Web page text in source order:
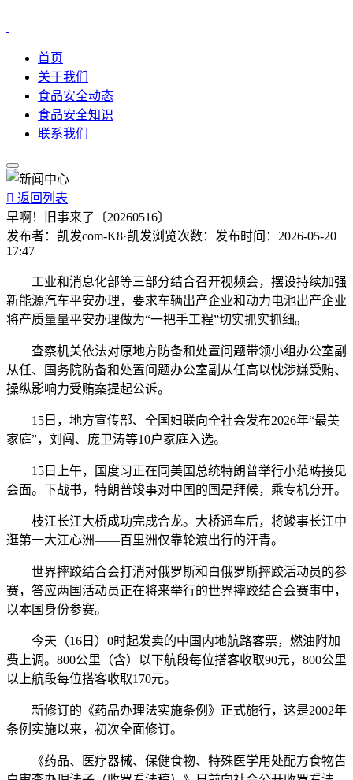
首页
关于我们
食品安全动态
食品安全知识
联系我们
 返回列表
早啊！旧事来了〔20260516〕
发布者： 凯发com-K8·凯发浏览次数： 发布时间： 2026-05-20
17:47
工业和消息化部等三部分结合召开视频会，摆设持续加强
新能源汽车平安办理，要求车辆出产企业和动力电池出产企业
将产质量量平安办理做为“一把手工程”切实抓实抓细。
查察机关依法对原地方防备和处置问题带领小组办公室副
从任、国务院防备和处置问题办公室副从任高以忱涉嫌受贿、
操纵影响力受贿案提起公诉。
15日，地方宣传部、全国妇联向全社会发布2026年“最美
家庭”，刘闯、庞卫涛等10户家庭入选。
15日上午，国度习正在同美国总统特朗普举行小范畴接见
会面。下战书，特朗普竣事对中国的国是拜候，乘专机分开。
枝江长江大桥成功完成合龙。大桥通车后，将竣事长江中
逛第一大江心洲——百里洲仅靠轮渡出行的汗青。
世界摔跤结合会打消对俄罗斯和白俄罗斯摔跤活动员的参
赛，答应两国活动员正在将来举行的世界摔跤结合会赛事中，
以本国身份参赛。
今天（16日）0时起发卖的中国内地航路客票，燃油附加
费上调。800公里（含）以下航段‌每位搭客收取‌90元‌，800公里
以上航段‌每位搭客收取‌170元‌。
新修订的《药品办理法实施条例》正式施行，这是2002年
条例实施以来，初次全面修订。
《药品、医疗器械、保健食物、特殊医学用处配方食物告